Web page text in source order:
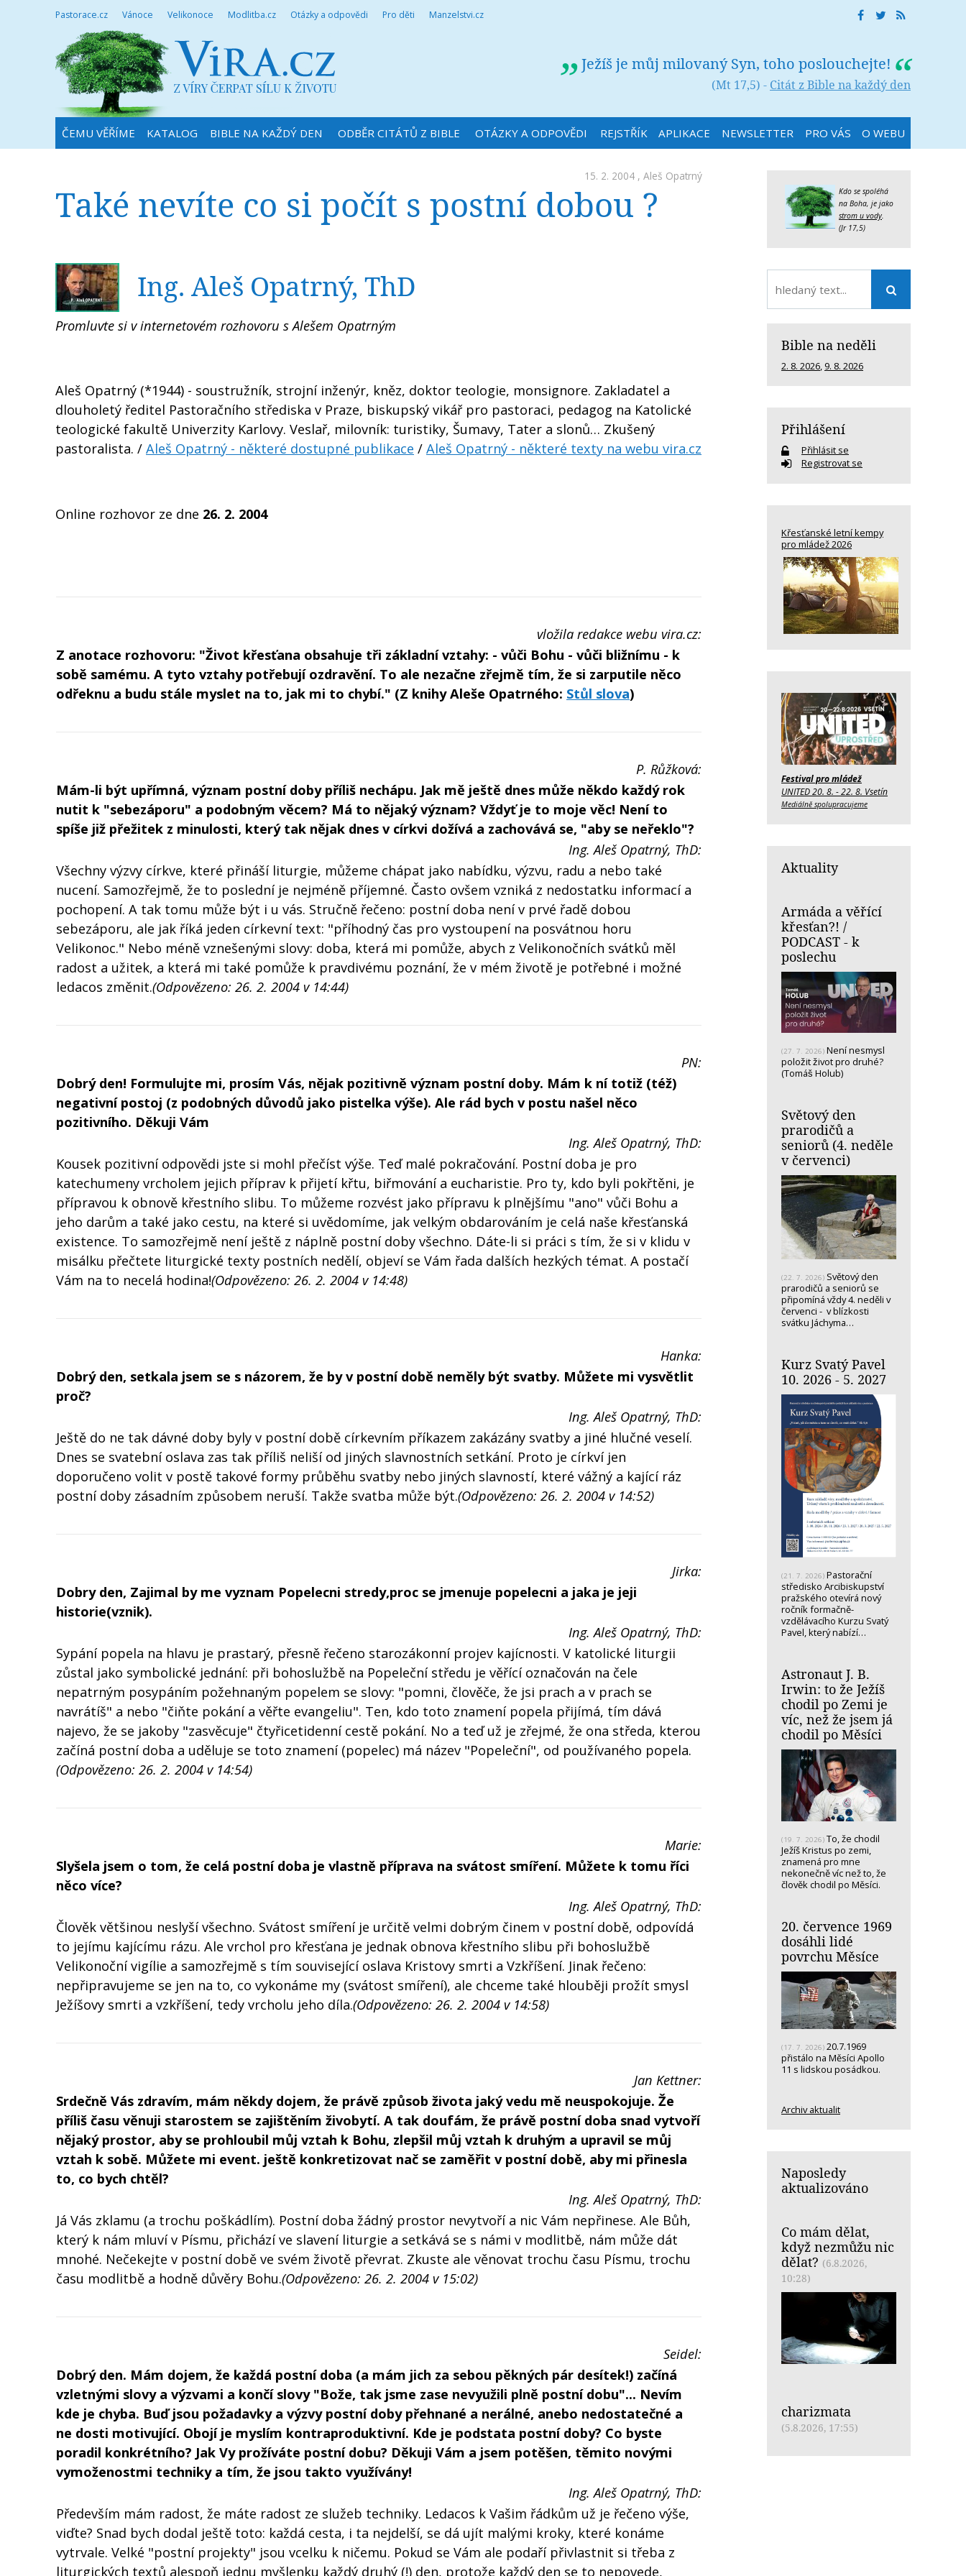
Pastorace.cz Vánoce Velikonoce Modlitba.cz Otázky a odpovědi Pro děti Manzelstvi.cz
Ježíš je můj milovaný Syn, toho poslouchejte!
(Mt 17,5) - Citát z Bible na každý den
ČEMU VĚŘÍME KATALOG BIBLE NA KAŽDÝ DEN ODBĚR CITÁTŮ Z BIBLE OTÁZKY A ODPOVĚDI REJSTŘÍK APLIKACE NEWSLETTER PRO VÁS O WEBU
15. 2. 2004 , Aleš Opatrný
Také nevíte co si počít s postní dobou ?
Ing. Aleš Opatrný, ThD
Promluvte si v internetovém rozhovoru s Alešem Opatrným
Aleš Opatrný (*1944) - soustružník, strojní inženýr, kněz, doktor teologie, monsignore. Zakladatel a
dlouholetý ředitel Pastoračního střediska v Praze, biskupský vikář pro pastoraci, pedagog na Katolické
teologické fakultě Univerzity Karlovy. Veslař, milovník: turistiky, Šumavy, Tater a slonů… Zkušený
pastoralista. / Aleš Opatrný - některé dostupné publikace / Aleš Opatrný - některé texty na webu vira.cz
Online rozhovor ze dne 26. 2. 2004
vložila redakce webu vira.cz:
Z anotace rozhovoru: "Život křesťana obsahuje tři základní vztahy: - vůči Bohu - vůči bližnímu - k
sobě samému. A tyto vztahy potřebují ozdravění. To ale nezačne zřejmě tím, že si zarputile něco
odřeknu a budu stále myslet na to, jak mi to chybí." (Z knihy Aleše Opatrného: Stůl slova)
P. Růžková:
Mám-li být upřímná, význam postní doby příliš nechápu. Jak mě ještě dnes může někdo každý rok
nutit k "sebezáporu" a podobným věcem? Má to nějaký význam? Vždyť je to moje věc! Není to
spíše již přežitek z minulosti, který tak nějak dnes v církvi dožívá a zachovává se, "aby se neřeklo"?
Ing. Aleš Opatrný, ThD:
Všechny výzvy církve, které přináší liturgie, můžeme chápat jako nabídku, výzvu, radu a nebo také
nucení. Samozřejmě, že to poslední je nejméně příjemné. Často ovšem vzniká z nedostatku informací a
pochopení. A tak tomu může být i u vás. Stručně řečeno: postní doba není v prvé řadě dobou
sebezáporu, ale jak říká jeden církevní text: "příhodný čas pro vystoupení na posvátnou horu
Velikonoc." Nebo méně vznešenými slovy: doba, která mi pomůže, abych z Velikonočních svátků měl
radost a užitek, a která mi také pomůže k pravdivému poznání, že v mém životě je potřebné i možné
ledacos změnit.(Odpovězeno: 26. 2. 2004 v 14:44)
PN:
Dobrý den! Formulujte mi, prosím Vás, nějak pozitivně význam postní doby. Mám k ní totiž (též)
negativní postoj (z podobných důvodů jako pistelka výše). Ale rád bych v postu našel něco
pozitivního. Děkuji Vám
Ing. Aleš Opatrný, ThD:
Kousek pozitivní odpovědi jste si mohl přečíst výše. Teď malé pokračování. Postní doba je pro
katechumeny vrcholem jejich příprav k přijetí křtu, biřmování a eucharistie. Pro ty, kdo byli pokřtěni, je
přípravou k obnově křestního slibu. To můžeme rozvést jako přípravu k plnějšímu "ano" vůči Bohu a
jeho darům a také jako cestu, na které si uvědomíme, jak velkým obdarováním je celá naše křesťanská
existence. To samozřejmě není ještě z náplně postní doby všechno. Dáte-li si práci s tím, že si v klidu v
misálku přečtete liturgické texty postních nedělí, objeví se Vám řada dalších hezkých témat. A postačí
Vám na to necelá hodina!(Odpovězeno: 26. 2. 2004 v 14:48)
Hanka:
Dobrý den, setkala jsem se s názorem, že by v postní době neměly být svatby. Můžete mi vysvětlit
proč?
Ing. Aleš Opatrný, ThD:
Ještě do ne tak dávné doby byly v postní době církevním příkazem zakázány svatby a jiné hlučné veselí.
Dnes se svatební oslava zas tak příliš neliší od jiných slavnostních setkání. Proto je církví jen
doporučeno volit v postě takové formy průběhu svatby nebo jiných slavností, které vážný a kající ráz
postní doby zásadním způsobem neruší. Takže svatba může být.(Odpovězeno: 26. 2. 2004 v 14:52)
Jirka:
Dobry den, Zajimal by me vyznam Popelecni stredy,proc se jmenuje popelecni a jaka je jeji
historie(vznik).
Ing. Aleš Opatrný, ThD:
Sypání popela na hlavu je prastarý, přesně řečeno starozákonní projev kajícnosti. V katolické liturgii
zůstal jako symbolické jednání: při bohoslužbě na Popeleční středu je věřící označován na čele
nepatrným posypáním požehnaným popelem se slovy: "pomni, člověče, že jsi prach a v prach se
navrátíš" a nebo "čiňte pokání a věřte evangeliu". Ten, kdo toto znamení popela přijímá, tím dává
najevo, že se jakoby "zasvěcuje" čtyřicetidenní cestě pokání. No a teď už je zřejmé, že ona středa, kterou
začíná postní doba a uděluje se toto znamení (popelec) má název "Popeleční", od používaného popela.
(Odpovězeno: 26. 2. 2004 v 14:54)
Marie:
Slyšela jsem o tom, že celá postní doba je vlastně příprava na svátost smíření. Můžete k tomu říci
něco více?
Ing. Aleš Opatrný, ThD:
Člověk většinou neslyší všechno. Svátost smíření je určitě velmi dobrým činem v postní době, odpovídá
to jejímu kajícímu rázu. Ale vrchol pro křesťana je jednak obnova křestního slibu při bohoslužbě
Velikonoční vigílie a samozřejmě s tím související oslava Kristovy smrti a Vzkříšení. Jinak řečeno:
nepřipravujeme se jen na to, co vykonáme my (svátost smíření), ale chceme také hlouběji prožít smysl
Ježíšovy smrti a vzkříšení, tedy vrcholu jeho díla.(Odpovězeno: 26. 2. 2004 v 14:58)
Jan Kettner:
Srdečně Vás zdravím, mám někdy dojem, že právě způsob života jaký vedu mě neuspokojuje. Že
příliš času věnuji starostem se zajištěním živobytí. A tak doufám, že právě postní doba snad vytvoří
nějaký prostor, aby se prohloubil můj vztah k Bohu, zlepšil můj vztah k druhým a upravil se můj
vztah k sobě. Můžete mi event. ještě konkretizovat nač se zaměřit v postní době, aby mi přinesla
to, co bych chtěl?
Ing. Aleš Opatrný, ThD:
Já Vás zklamu (a trochu poškádlím). Postní doba žádný prostor nevytvoří a nic Vám nepřinese. Ale Bůh,
který k nám mluví v Písmu, přichází ve slavení liturgie a setkává se s námi v modlitbě, nám může dát
mnohé. Nečekejte v postní době ve svém životě převrat. Zkuste ale věnovat trochu času Písmu, trochu
času modlitbě a hodně důvěry Bohu.(Odpovězeno: 26. 2. 2004 v 15:02)
Seidel:
Dobrý den. Mám dojem, že každá postní doba (a mám jich za sebou pěkných pár desítek!) začíná
vzletnými slovy a výzvami a končí slovy "Bože, tak jsme zase nevyužili plně postní dobu"... Nevím
kde je chyba. Buď jsou požadavky a výzvy postní doby přehnané a nerálné, anebo nedostatečné a
ne dosti motivující. Obojí je myslím kontraproduktivní. Kde je podstata postní doby? Co byste
poradil konkrétního? Jak Vy prožíváte postní dobu? Děkuji Vám a jsem potěšen, těmito novými
vymoženostmi techniky a tím, že jsou takto využívány!
Ing. Aleš Opatrný, ThD:
Především mám radost, že máte radost ze služeb techniky. Ledacos k Vašim řádkům už je řečeno výše,
viďte? Snad bych dodal ještě toto: každá cesta, i ta nejdelší, se dá ujít malými kroky, které konáme
vytrvale. Velké "postní projekty" jsou vcelku k ničemu. Pokud se Vám ale podaří přivlastnit si třeba z
liturgických textů alespoň jednu myšlenku každý druhý (!) den, protože každý den se to nepovede,
Kdo se spoléhá
na Boha, je jako
strom u vody.
(Jr 17,5)
Bible na neděli
2. 8. 2026, 9. 8. 2026
Přihlášení
Přihlásit se
Registrovat se
Křesťanské letní kempy
pro mládež 2026
Festival pro mládež
UNITED 20. 8. - 22. 8. Vsetín
Mediálně spolupracujeme
Aktuality
Armáda a věřící
křesťan?! /
PODCAST - k
poslechu
(27. 7. 2026) Není nesmysl
položit život pro druhé?
(Tomáš Holub)
Světový den
prarodičů a
seniorů (4. neděle
v červenci)
(22. 7. 2026) Světový den
prarodičů a seniorů se
připomíná vždy 4. neděli v
červenci - v blízkosti
svátku Jáchyma…
Kurz Svatý Pavel
10. 2026 - 5. 2027
(21. 7. 2026) Pastorační
středisko Arcibiskupství
pražského otevírá nový
ročník formačně-
vzdělávacího Kurzu Svatý
Pavel, který nabízí…
Astronaut J. B.
Irwin: to že Ježíš
chodil po Zemi je
víc, než že jsem já
chodil po Měsíci
(19. 7. 2026) To, že chodil
Ježíš Kristus po zemi,
znamená pro mne
nekonečně víc než to, že
člověk chodil po Měsíci.
20. července 1969
dosáhli lidé
povrchu Měsíce
(17. 7. 2026) 20.7.1969
přistálo na Měsíci Apollo
11 s lidskou posádkou.
Archiv aktualit
Naposledy
aktualizováno
Co mám dělat,
když nezmůžu nic
dělat? (6.8.2026,
10:28)
charizmata
(5.8.2026, 17:55)